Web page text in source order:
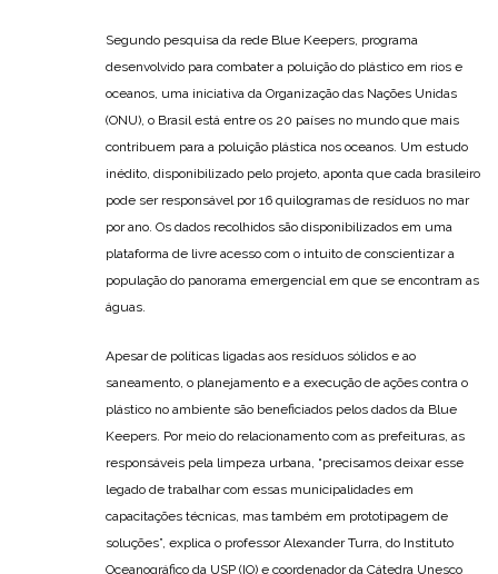
Segundo pesquisa da rede Blue Keepers, programa
desenvolvido para combater a poluição do plástico em rios e
oceanos, uma iniciativa da Organização das Nações Unidas
(ONU), o Brasil está entre os 20 países no mundo que mais
contribuem para a poluição plástica nos oceanos. Um estudo
inédito, disponibilizado pelo projeto, aponta que cada brasileiro
pode ser responsável por 16 quilogramas de resíduos no mar
por ano. Os dados recolhidos são disponibilizados em uma
plataforma de livre acesso com o intuito de conscientizar a
população do panorama emergencial em que se encontram as
águas.
Apesar de políticas ligadas aos resíduos sólidos e ao
saneamento, o planejamento e a execução de ações contra o
plástico no ambiente são beneficiados pelos dados da Blue
Keepers. Por meio do relacionamento com as prefeituras, as
responsáveis pela limpeza urbana, “precisamos deixar esse
legado de trabalhar com essas municipalidades em
capacitações técnicas, mas também em prototipagem de
soluções”, explica o professor Alexander Turra, do Instituto
Oceanográfico da USP (IO) e coordenador da Cátedra Unesco